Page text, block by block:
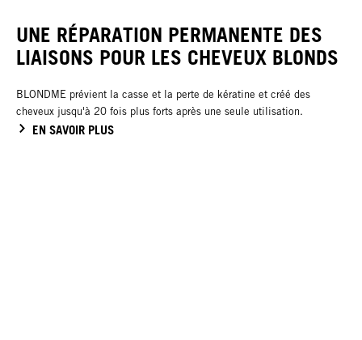
UNE RÉPARATION PERMANENTE DES
LIAISONS POUR LES CHEVEUX BLONDS
BLONDME prévient la casse et la perte de kératine et créé des
cheveux jusqu'à 20 fois plus forts après une seule utilisation.
EN SAVOIR PLUS